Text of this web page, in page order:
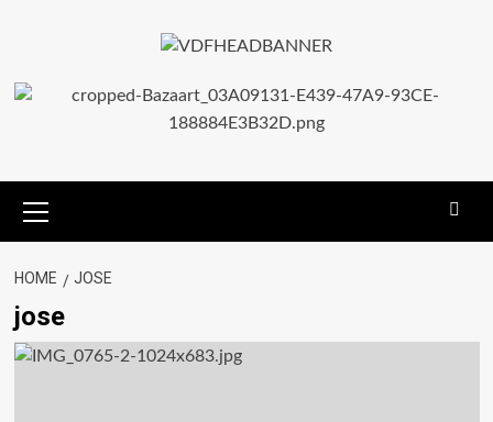
HOME JOSE
jose